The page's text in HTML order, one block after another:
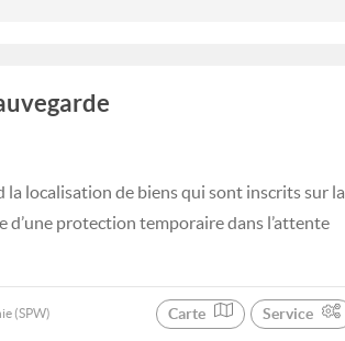
la localisation de biens qui sont inscrits sur la
d’une protection temporaire dans l’attente
(SPW) Carte Service